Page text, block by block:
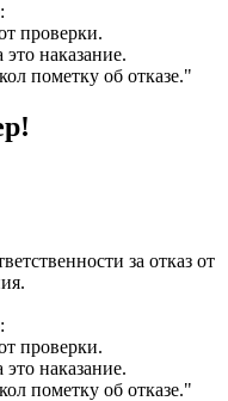
проверки.
это наказание.
пометку об отказе."
за отказ от
проверки.
это наказание.
пометку об отказе."